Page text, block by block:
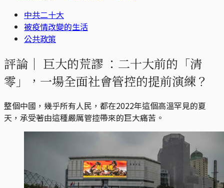
中共二十大
被疫情改變的生活
公共政策
評論｜ 巨大的荒謬 ：二十大前的「清
零」，一場全面社會管控的提前演練？
整個中國，幾乎所有人民，都在2022年這個高溫罕見的夏
天，承受著由這種嚴厲管控帶來的巨大痛苦。